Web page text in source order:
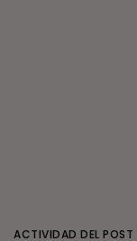
ACTIVIDAD DEL POST